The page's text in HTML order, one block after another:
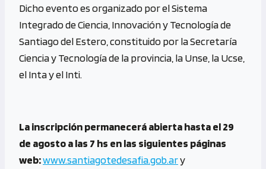
Dicho evento es organizado por el Sistema
Integrado de Ciencia, Innovación y Tecnología de
Santiago del Estero, constituido por la Secretaría
Ciencia y Tecnología de la provincia, la Unse, la Ucse,
el Inta y el Inti.
La inscripción permanecerá abierta hasta el 29
de agosto a las 7 hs en las siguientes páginas
web:www.santiagotedesafia.gob.ary